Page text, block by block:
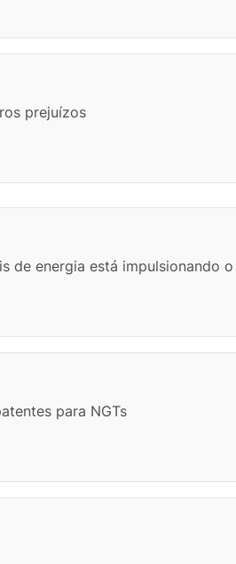
prejuízos
de energia está impulsionando
para NGTs